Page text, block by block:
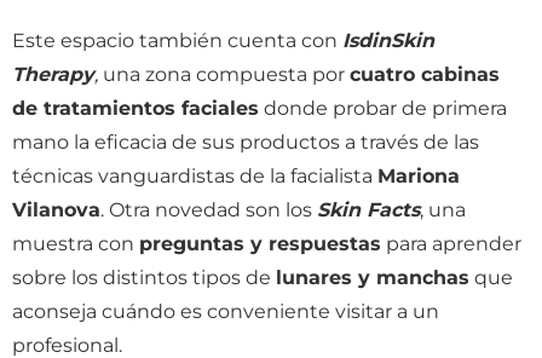
Este espacio también cuenta con IsdinSkin
Therapy, una zona compuesta por cuatro cabinas
de tratamientos faciales donde probar de primera
mano la eficacia de sus productos a través de las
técnicas vanguardistas de la facialista Mariona
Vilanova. Otra novedad son los Skin Facts, una
muestra con preguntas y respuestas para aprender
sobre los distintos tipos de lunares y manchas que
aconseja cuándo es conveniente visitar a un
profesional.